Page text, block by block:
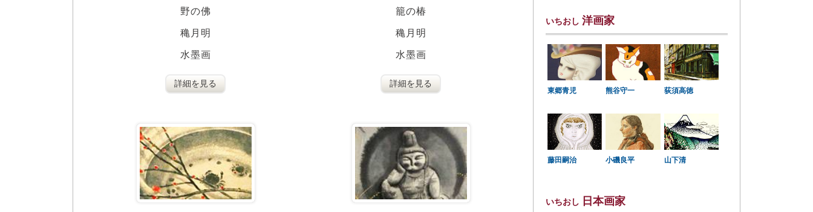
野の佛
穐月明
水墨画
詳細を見る
籠の椿
穐月明
水墨画
詳細を見る
いちおし 洋画家
東郷青児 熊谷守一 荻須高徳
藤田嗣治 小磯良平 山下清
いちおし 日本画家